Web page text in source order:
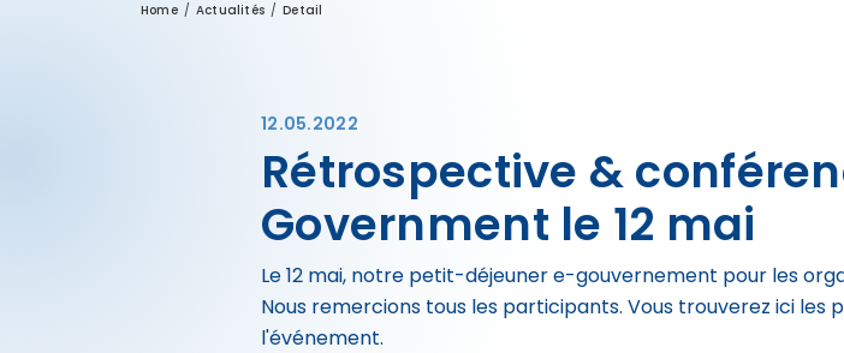
Home Actualités Detail
12.05.2022
Rétrospective &
Government le 12 mai
Le 12 mai, notre petit-déjeuner e-gouvernement pour les
Nous remercions tous les participants. Vous trouverez ici les
l'événement.